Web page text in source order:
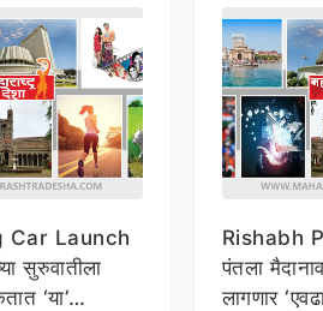
Car Launch
सुरुवातीला
‘या’
Rishabh
पंतला
लागणार